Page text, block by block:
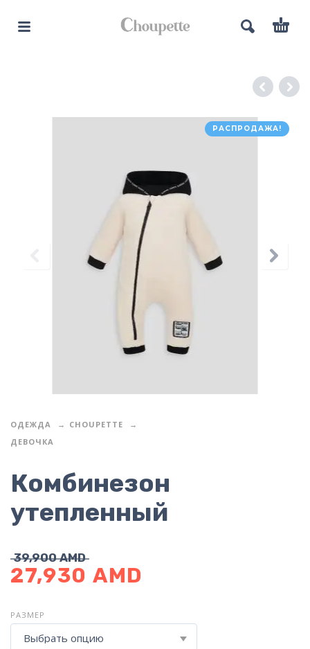
РАСПРОДАЖА!
ОДЕЖДА
CHOUPETTE
ДЕВОЧКА
Комбинезон
утепленный
39,900AMD
27,930 AMD
РАЗМЕР
Выбрать опцию